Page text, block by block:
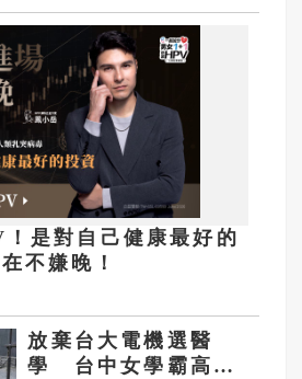
試
是對自己健康最好的
不嫌晚！
放棄台大電機選醫
學 台中女學霸高齊